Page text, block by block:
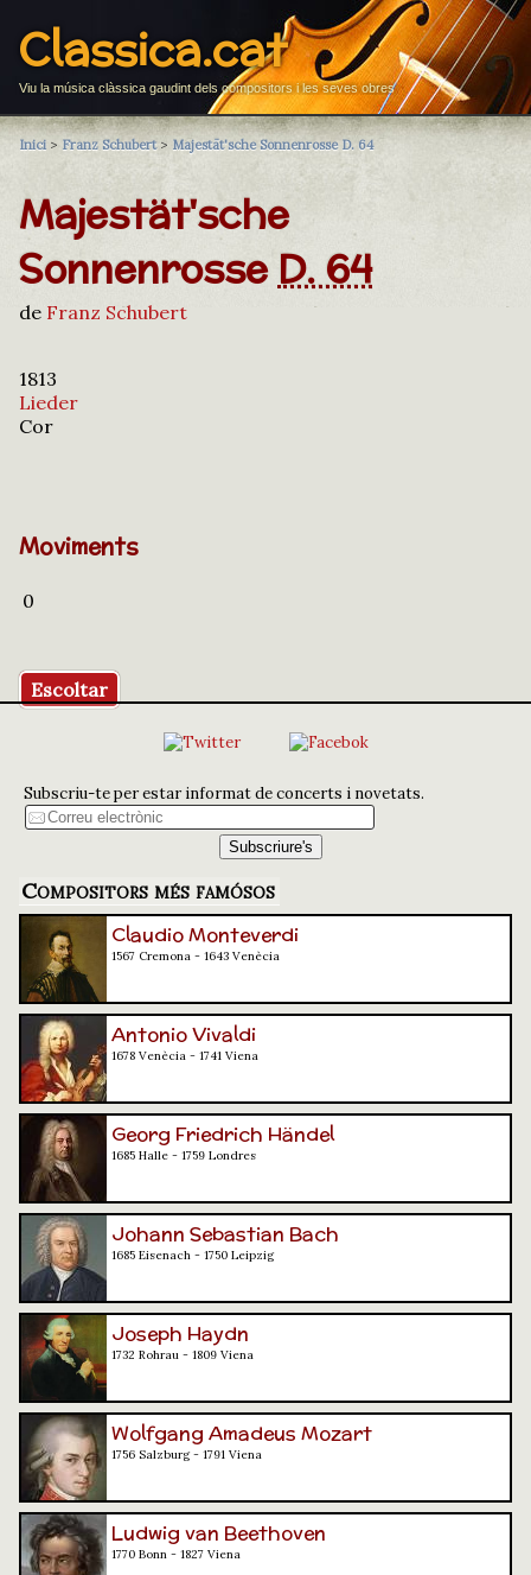
Classica.cat
Viu la música clàssica gaudint dels compositors i les seves obres
Inici > Franz Schubert> Majestät'sche Sonnenrosse D. 64
Majestät'sche
Sonnenrosse D. 64
de Franz Schubert
1813
Lieder
Cor
Moviments
0
Escoltar
Subscriu-te per estar informat de concerts i novetats.
Compositors més famósos
Claudio Monteverdi
1567 Cremona - 1643 Venècia
Antonio Vivaldi
1678 Venècia - 1741 Viena
Georg Friedrich Händel
1685 Halle - 1759 Londres
Johann Sebastian Bach
1685 Eisenach - 1750 Leipzig
Joseph Haydn
1732 Rohrau - 1809 Viena
Wolfgang Amadeus Mozart
1756 Salzburg - 1791 Viena
Ludwig van Beethoven
1770 Bonn - 1827 Viena